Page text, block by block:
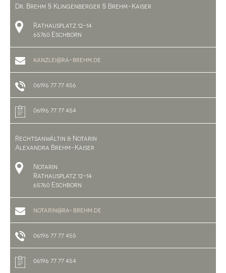
Dr. Brehm § Klingenberger § Brehm-Kaiser
Rathausplatz 12-14
65760 Eschborn
kanzlei@ra-brehm.de
06196 77 77 456
06196 77 77 454
Rechtsanwältin & Notarin
Alexandra Brehm-Kaiser
Notarin
Rathausplatz 12-14
65760 Eschborn
notarin@ra-brehm.de
06196 77 77 455
06196 77 77 454